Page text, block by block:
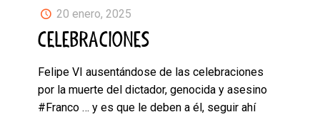
20 enero, 2025
CELEBRACIONES
Felipe VI ausentándose de las celebraciones
por la muerte del dictador, genocida y asesino
#Franco … y es que le deben a él, seguir ahí